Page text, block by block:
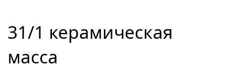
31/1 керамическая
масса